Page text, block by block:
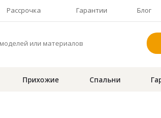
Рассрочка Гарантии Блог
Прихожие Спальни